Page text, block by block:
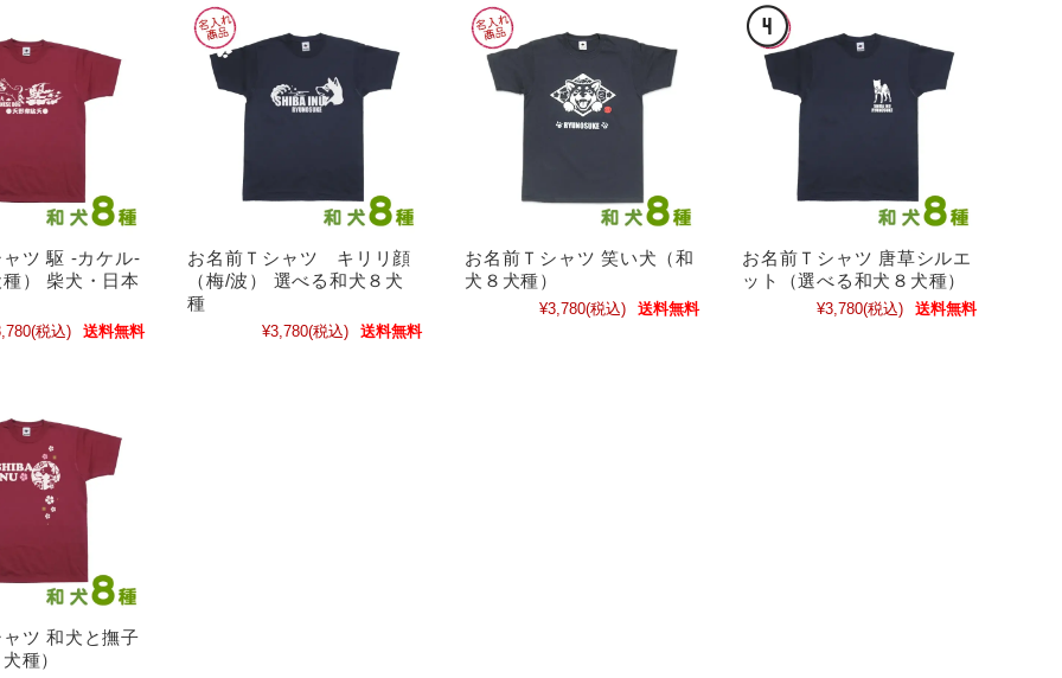
ツ 駆 -カケル-
種） 柴犬・日本
(税込) 送料無料
お名前Ｔシャツ キリリ顔
（梅/波） 選べる和犬８犬
種
¥3,780(税込) 送料無料
お名前Ｔシャツ 笑い犬（和
犬８犬種）
¥3,780(税込) 送料無料
お名前Ｔシャツ 唐草シルエ
ット（選べる和犬８犬種）
¥3,780(税込) 送料無料
ツ 和犬と撫子
種）